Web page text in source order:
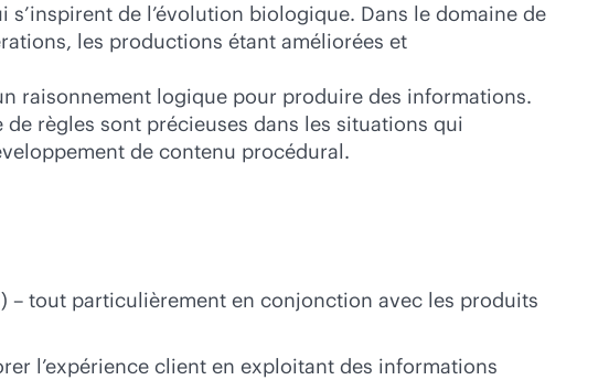
de l’évolution biologique. Dans le domaine de
les productions étant améliorées et
raisonnement logique pour produire des informations.
règles sont précieuses dans les situations qui
de contenu procédural.
– tout particulièrement en conjonction avec les produits
l’expérience client en exploitant des informations